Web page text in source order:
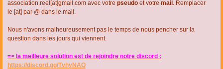
association.reel[at]gmail.com avec votre pseudo et votre mail . Remplacer
le [at] par @ dans le mail.
Nous n'avons malheureusement pas le temps de nous pencher sur la
question dans les jours qui viennent.
=> la meilleure solution est de rejoindre notre discord :
https://discord.gg/TvhyNAQ